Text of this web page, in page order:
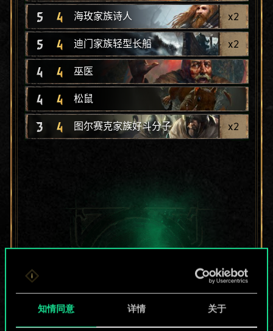
知情同意 详情 关于
5 4 海玫家族诗人 x2
5 4 迪门家族轻型长船 x2
4 4 巫医
4 4 松鼠
3 4 图尔赛克家族好斗分子 x2